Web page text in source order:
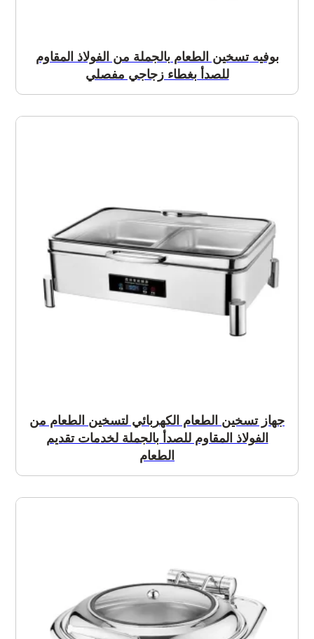
بوفيه تسخين الطعام بالجملة من الفولاذ المقاوم
للصدأ بغطاء زجاجي مفصلي
جهاز تسخين الطعام الكهربائي لتسخين الطعام من
الفولاذ المقاوم للصدأ بالجملة لخدمات تقديم
الطعام